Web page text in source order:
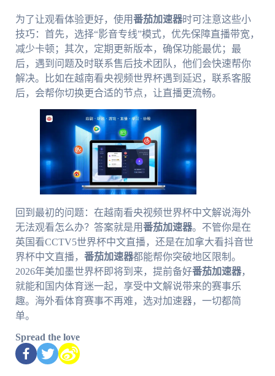
为了让观看体验更好，使用番茄加速器时可注意这些小
技巧：首先，选择“影音专线”模式，优先保障直播带宽，
减少卡顿；其次，定期更新版本，确保功能最优；最
后，遇到问题及时联系售后技术团队，他们会快速帮你
解决。比如在越南看央视频世界杯遇到延迟，联系客服
后，会帮你切换更合适的节点，让直播更流畅。
回到最初的问题：在越南看央视频世界杯中文解说海外
无法观看怎么办？答案就是用番茄加速器。不管你是在
英国看CCTV5世界杯中文直播，还是在加拿大看抖音世
界杯中文直播， 番茄加速器都能帮你突破地区限制。
2026年美加墨世界杯即将到来，提前备好番茄加速器，
就能和国内体育迷一起，享受中文解说带来的赛事乐
趣。海外看体育赛事不再难，选对加速器，一切都简
单。
Spread the love